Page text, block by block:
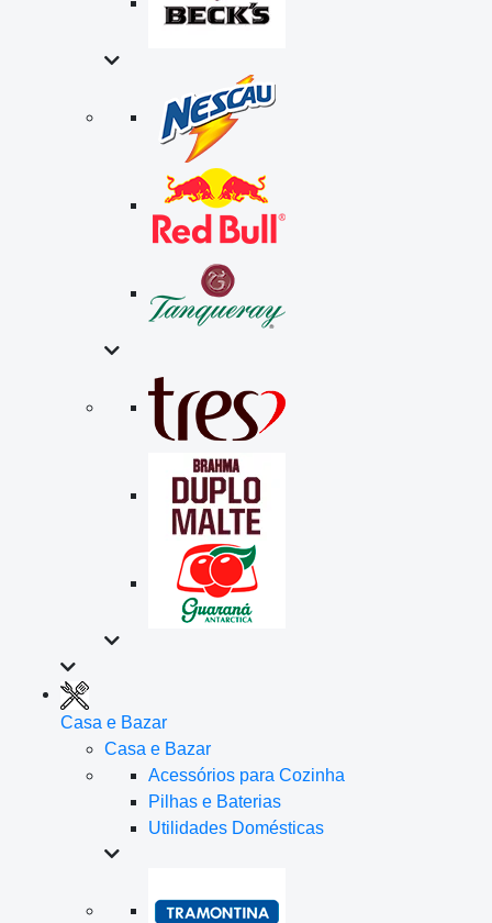
Casa e Bazar
Casa e Bazar
Acessórios para Cozinha
Pilhas e Baterias
Utilidades Domésticas